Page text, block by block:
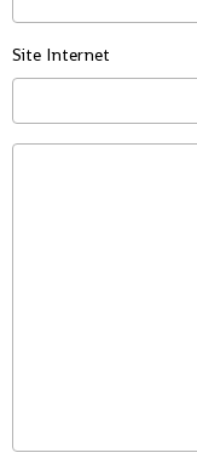
Site Internet